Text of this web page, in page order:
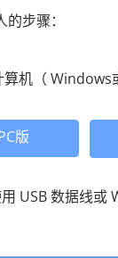
步骤：
机（ Windows
版
USB 数据线或